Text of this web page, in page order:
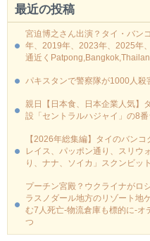
最近の投稿
宮迫博之さん出演？タイ・バン
年、2019年、2023年、2025年
通近く
パキスタンで警察隊が1000人
親日【日本食、日本企業人気】
設「セントラルハジャイ」の8
【2026年総集編】タイのバン
レイス、パッポン通り、スリウ
り、ナナ、ソイカ」スクンビッ
プーチン宮殿？ウクライナがロ
ラスノダール地方のリゾート地
む7人死亡-物流倉庫も標的に‐
つ